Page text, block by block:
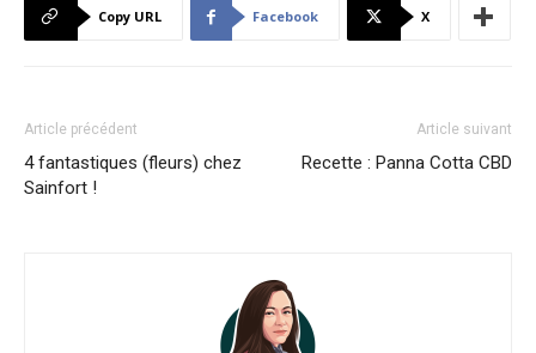
Copy URL Facebook X
Article précédent
4 fantastiques (fleurs) chez
Sainfort !
Article suivant
Recette : Panna Cotta CBD